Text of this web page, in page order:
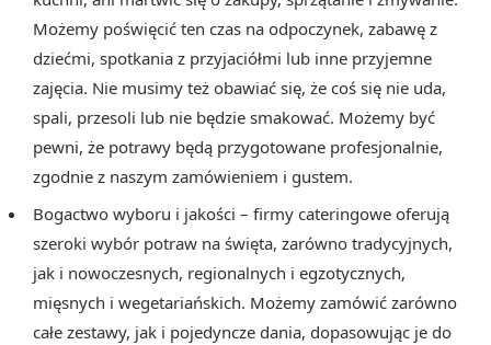
Możemy poświęcić ten czas na odpoczynek, zabawę z
dziećmi, spotkania z przyjaciółmi lub inne przyjemne
zajęcia. Nie musimy też obawiać się, że coś się nie uda,
spali, przesoli lub nie będzie smakować. Możemy być
pewni, że potrawy będą przygotowane profesjonalnie,
zgodnie z naszym zamówieniem i gustem.
Bogactwo wyboru i jakości – firmy cateringowe oferują
szeroki wybór potraw na święta, zarówno tradycyjnych,
jak i nowoczesnych, regionalnych i egzotycznych,
mięsnych i wegetariańskich. Możemy zamówić zarówno
całe zestawy, jak i pojedyncze dania, dopasowując je do